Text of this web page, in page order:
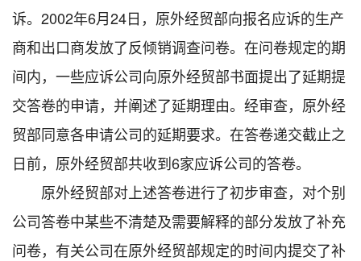
诉。2002年6月24日，原外经贸部向报名应诉的生产
商和出口商发放了反倾销调查问卷。在问卷规定的期
间内，一些应诉公司向原外经贸部书面提出了延期提
交答卷的申请，并阐述了延期理由。经审查，原外经
贸部同意各申请公司的延期要求。在答卷递交截止之
日前，原外经贸部共收到6家应诉公司的答卷。
原外经贸部对上述答卷进行了初步审查，对个别
公司答卷中某些不清楚及需要解释的部分发放了补充
问卷，有关公司在原外经贸部规定的时间内提交了补